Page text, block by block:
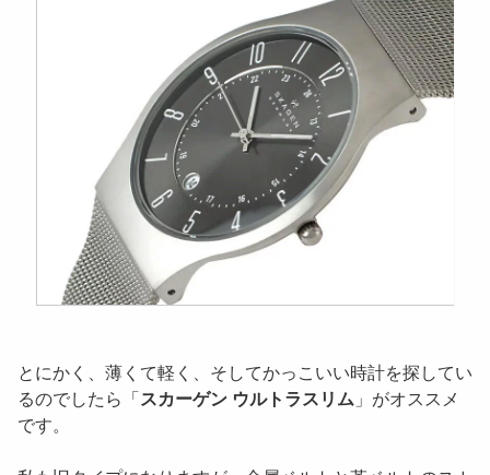
とにかく、薄くて軽く、そしてかっこいい時計を探してい
るのでしたら「スカーゲン ウルトラスリム 」がオススメ
です。